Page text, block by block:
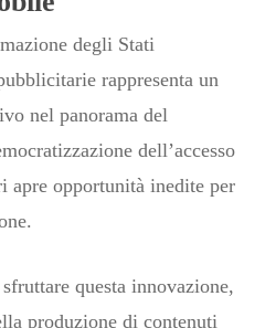
degli Stati
rappresenta un
nel panorama del
dell’accesso
apre opportunità inedite per
questa innovazione,
produzione di contenuti